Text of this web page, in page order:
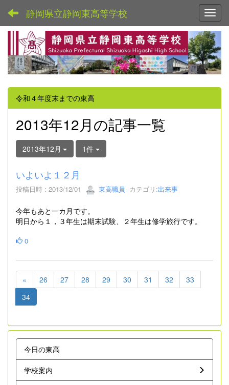
静岡県立静岡東高等学校
令和４年度末までの東高
2013年12月の記事一覧
2013年12月 1件
いよいよ１２月
投稿日時 : 2013/12/01 東高職員 カテゴリ:出来事
今年もあと一カ月です。
明日から１，３年生は期末試験、２年生は修学旅行です。
0
« 26 27 28 29 30 31 32
33
34
今日の東高
学校案内